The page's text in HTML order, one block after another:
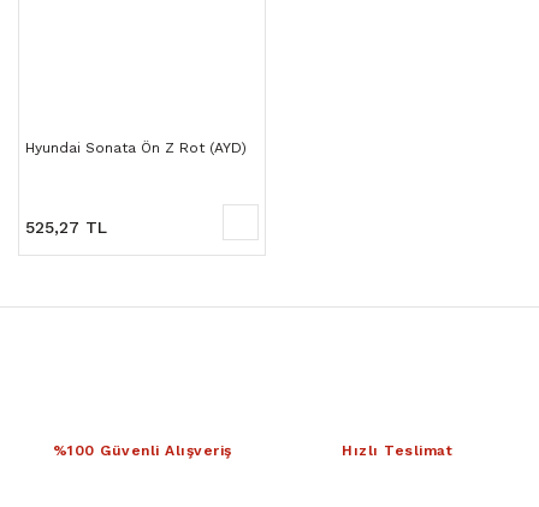
Hyundai Sonata Ön Z Rot (AYD)
525,27 TL
%100 Güvenli Alışveriş Hızlı Teslimat